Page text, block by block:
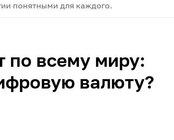
понятными для каждого.
по всему миру:
валюту?